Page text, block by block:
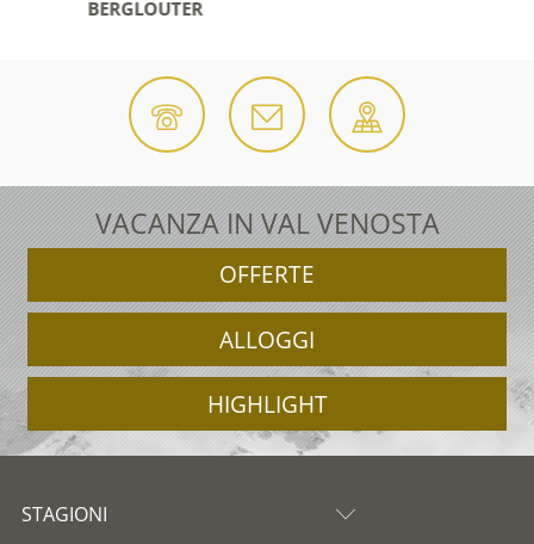
BERGLOUTER
VACANZA IN VAL VENOSTA
OFFERTE
ALLOGGI
HIGHLIGHT
STAGIONI